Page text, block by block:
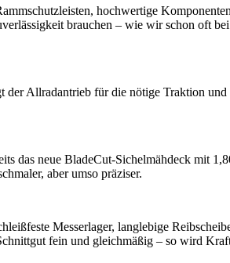
hochwertige
brauchen – wie wir schon oft
Allradantrieb für die nötige Traktion
das neue BladeCut-Sichelmähdeck mit
aber umso präziser.
Messerlager, langlebige
fein und gleichmäßig – so wird